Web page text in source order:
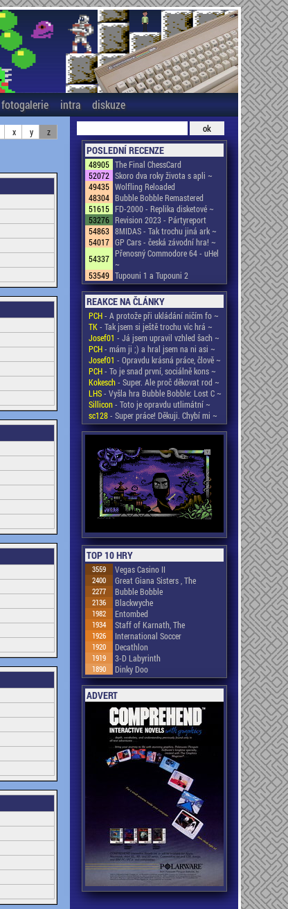
fotogalerie intra diskuze
x y z
POSLEDNÍ RECENZE
48905 The Final ChessCard
52072 Skoro dva roky života s apli ~
49435 Wolfling Reloaded
48304 Bubble Bobble Remastered
51615 FD-2000 - Replika disketové ~
53276 Revision 2023 - Pártyreport
54863 8MIDAS - Tak trochu jiná ark ~
54017 GP Cars - česká závodní hra! ~
54337 Přenosný Commodore 64 - uHel
~
53549 Tupouni 1 a Tupouni 2
REAKCE NA ČLÁNKY
PCH- A protože při ukládání ničím fo ~
TK- Tak jsem si ještě trochu víc hrá ~
Josef01 - Já jsem upravil vzhled šach ~
PCH- mám ji ;) a hral jsem na ni asi ~
Josef01 - Opravdu krásná práce, člově ~
PCH- To je snad první, sociálně kons ~
Kokesch- Super. Ale proč děkovat rod ~
LHS- Vyšla hra Bubble Bobble: Lost C ~
Sillicon- Toto je opravdu utlimátní ~
sc128- Super práce! Děkuji. Chybí mi ~
TOP 10 HRY
3559 Vegas Casino II
2400 Great Giana Sisters , The
2277 Bubble Bobble
2136 Blackwyche
1982 Entombed
1934 Staff of Karnath, The
1926 International Soccer
1920 Decathlon
1919 3-D Labyrinth
1890 Dinky Doo
ADVERT